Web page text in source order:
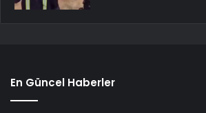
En Güncel Haberler